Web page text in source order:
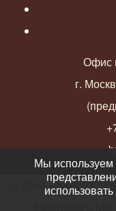
Офис
г.
© 2006 - 2026 СК
Работаем в
Мы